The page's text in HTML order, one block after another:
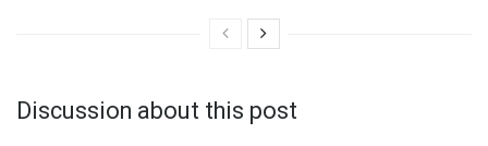
Discussion about this post